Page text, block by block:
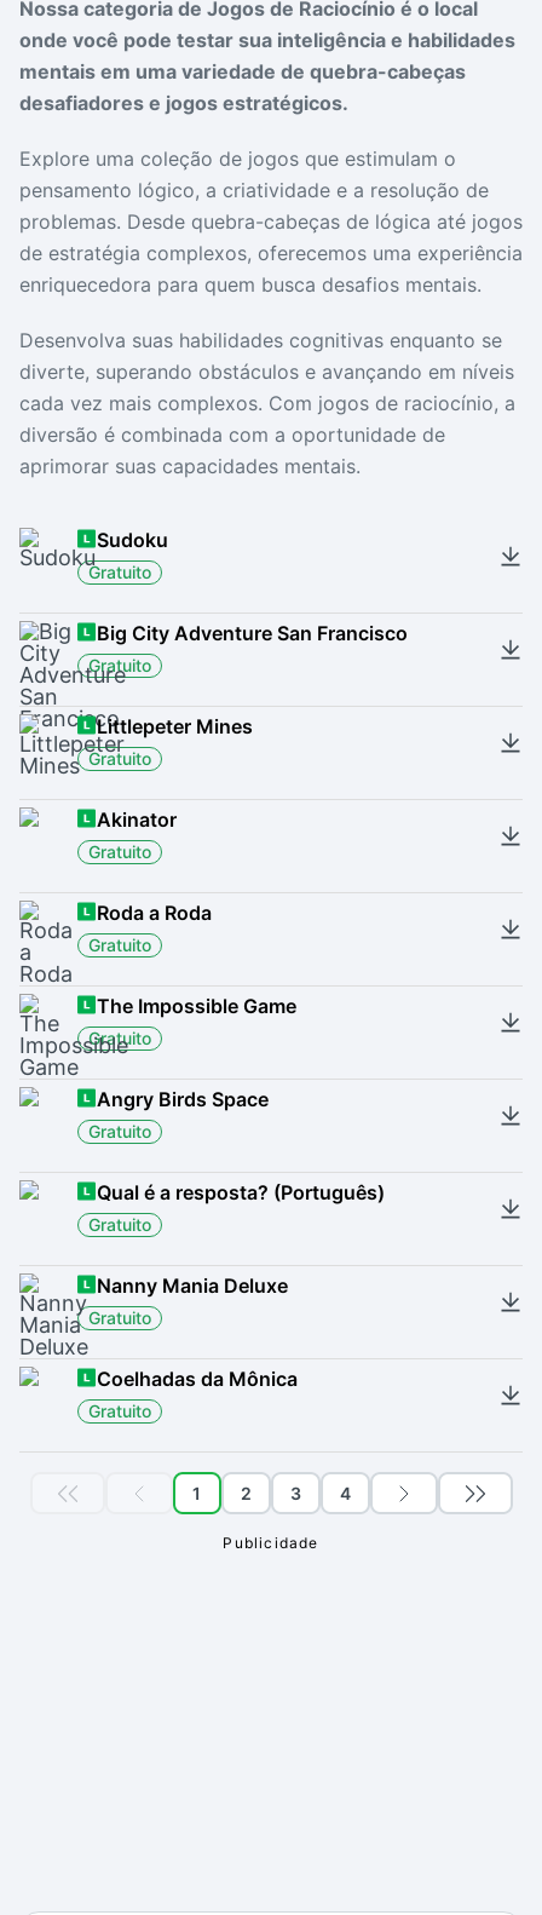
Drivers
Outros
Nossa categoria de Jogos de Raciocínio é o local
onde você pode testar sua inteligência e habilidades
mentais em uma variedade de quebra-cabeças
desafiadores e jogos estratégicos.
Explore uma coleção de jogos que estimulam o
pensamento lógico, a criatividade e a resolução de
problemas. Desde quebra-cabeças de lógica até jogos
de estratégia complexos, oferecemos uma experiência
enriquecedora para quem busca desafios mentais.
Desenvolva suas habilidades cognitivas enquanto se
diverte, superando obstáculos e avançando em níveis
cada vez mais complexos. Com jogos de raciocínio, a
diversão é combinada com a oportunidade de
aprimorar suas capacidades mentais.
Sudoku
Gratuito
Big City Adventure San Francisco
Gratuito
Littlepeter Mines
Gratuito
Akinator
Gratuito
Roda a Roda
Gratuito
The Impossible Game
Gratuito
Angry Birds Space
Gratuito
Qual é a resposta? (Português)
Gratuito
Nanny Mania Deluxe
Gratuito
Coelhadas da Mônica
Gratuito
1 2 3 4